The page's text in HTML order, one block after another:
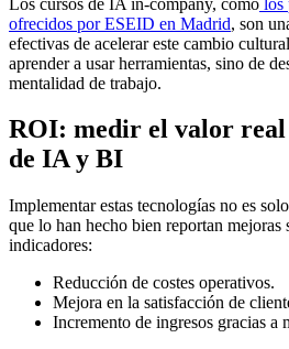
ofrecidos por ESEID en Madrid, son
efectivas de acelerar este cambio
aprender a usar herramientas, sino de
mentalidad de trabajo.
ROI: medir el valor real
de IA y BI
Implementar estas tecnologías no es
que lo han hecho bien reportan mejoras
indicadores:
Reducción de costes operativos.
Mejora en la satisfacción de
Incremento de ingresos gracias a